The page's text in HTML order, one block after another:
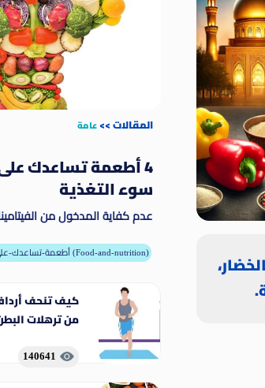
المقالات>>عامة
4 أطعمة تساعدك
سوء التغذية
عدم كفاية المدخول من
المغذيات الدقيقة الجسم من
وغيرها من المواد اللازمة للنمو
أطعمة-تساعدك-على-التخلص-من-سوء-التغذية (Food-and-nutrition)
كيف تنحف
من ترهلات
140641